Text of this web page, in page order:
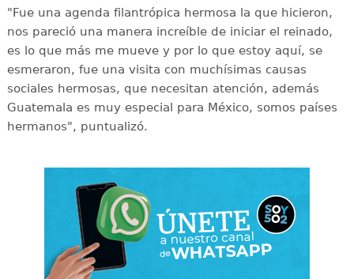
"Fue una agenda filantrópica hermosa la que hicieron,
nos pareció una manera increíble de iniciar el reinado,
es lo que más me mueve y por lo que estoy aquí, se
esmeraron, fue una visita con muchísimas causas
sociales hermosas, que necesitan atención, además
Guatemala es muy especial para México, somos países
hermanos", puntualizó.